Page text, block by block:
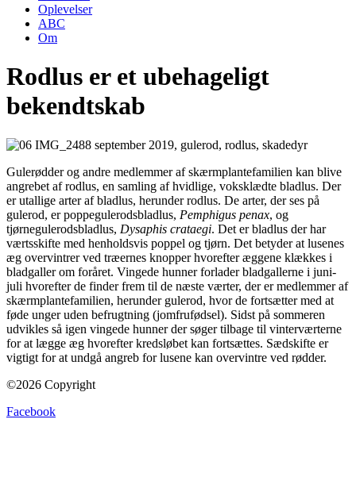
Oplevelser
ABC
Om
Rodlus er et ubehageligt
bekendtskab
Gulerødder og andre medlemmer af skærmplantefamilien kan blive
angrebet af rodlus, en samling af hvidlige, voksklædte bladlus. Der
er utallige arter af bladlus, herunder rodlus. De arter, der ses på
gulerod, er poppegulerodsbladlus, Pemphigus penax, og
tjørnegulerodsbladlus, Dysaphis crataegi. Det er bladlus der har
værtsskifte med henholdsvis poppel og tjørn. Det betyder at lusenes
æg overvintrer ved træernes knopper hvorefter æggene klækkes i
bladgaller om foråret. Vingede hunner forlader bladgallerne i juni-
juli hvorefter de finder frem til de næste værter, der er medlemmer af
skærmplantefamilien, herunder gulerod, hvor de fortsætter med at
føde unger uden befrugtning (jomfrufødsel). Sidst på sommeren
udvikles så igen vingede hunner der søger tilbage til vinterværterne
for at lægge æg hvorefter kredsløbet kan fortsættes. Sædskifte er
vigtigt for at undgå angreb for lusene kan overvintre ved rødder.
©2026 Copyright
Facebook